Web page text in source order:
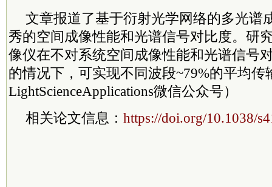
文章报道了基于衍射光学网络的多光谱
秀的空间成像性能和光谱信号对比度。研
像仪在不对系统空间成像性能和光谱信号
的情况下，可实现不同波段~79%的平均传
LightScienceApplications微信公众号）
相关论文信息： https://doi.org/10.1038/